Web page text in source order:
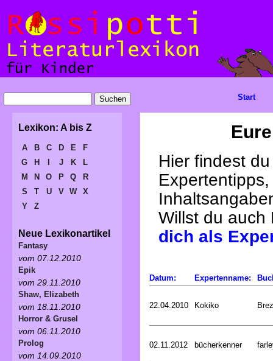
Hier findest
Willst du
dich als
Datum: Expertenname:
22.04.2010 Kokiko
02.11.2012 bücherkenner
Start
Lexikon: A bis Z
A B C D E
F
G
H J K
L
M
N O P Q
R
S
T U V W
X
Y
Z
Neue Lexikonartikel
Fantasy
vom 07.12.2010
Epik
vom 29.11.2010
Shaw, Elizabeth
vom 18.11.2010
Horror & Grusel
vom 06.11.2010
Prolog
vom 14.09.2010